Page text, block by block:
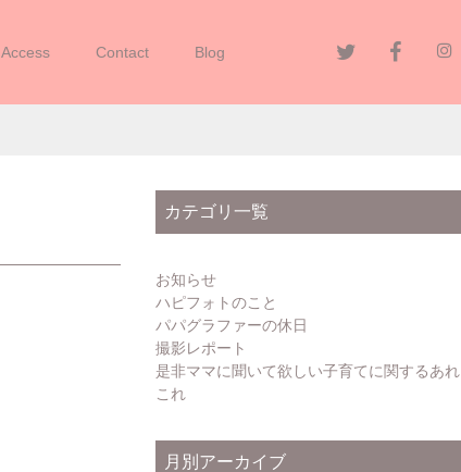
Access Contact Blog
カテゴリ一覧
お知らせ
ハピフォトのこと
パパグラファーの休日
撮影レポート
是非ママに聞いて欲しい子育てに関するあれ
これ
月別アーカイブ